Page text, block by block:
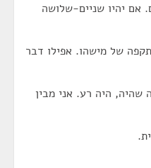
אם יהיו שניים-שלושה
של מישהו. אפילו דבר
היה רע. אני מבין